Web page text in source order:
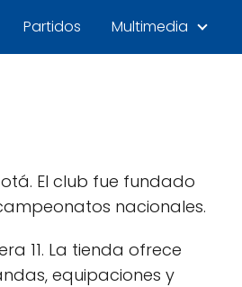
Partidos Multimedia
El club fue fundado
nacionales.
11. La tienda ofrece
equipaciones y